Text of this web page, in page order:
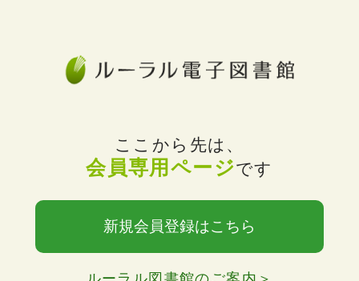
ここから先は、
会員専用ページです
新規会員登録はこちら